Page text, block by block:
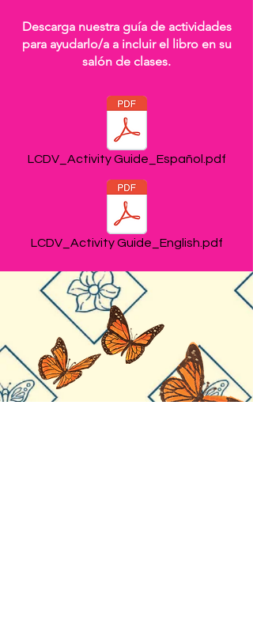
Descarga nuestra guía de actividades
para ayudarlo/a a incluir el libro en su
salón de clases.
LCDV_Activity Guide_Español.pdf
LCDV_Activity Guide_English.pdf